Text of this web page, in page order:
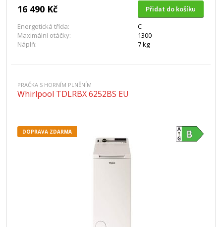
16 490 Kč
Přidat do košíku
Energetická třída:
C
Maximální otáčky:
1300
Náplň:
7 kg
PRAČKA S HORNÍM PLNĚNÍM
Whirlpool TDLRBX 6252BS EU
DOPRAVA ZDARMA